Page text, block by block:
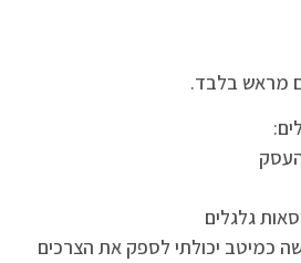
מראש בלבד.
גלגלים
כמיטב יכולתי לספק את הצרכים